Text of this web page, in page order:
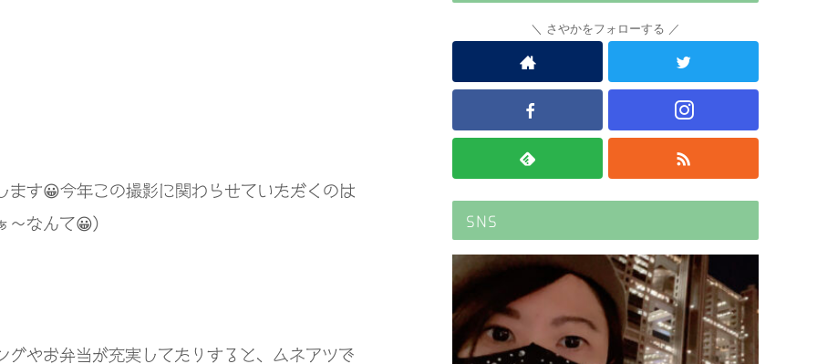
す😀今年この撮影に関わらせていただくのは
なんて😀）
やお弁当が充実してたりすると、ムネアツで
さやかをフォローする
SNS